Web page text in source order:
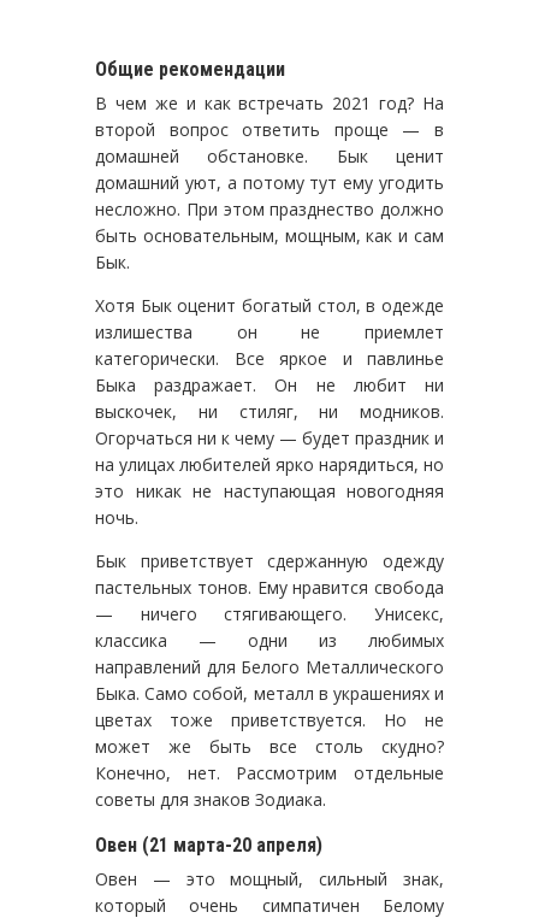
Общие рекомендации
В чем же и как встречать 2021 год? На
второй вопрос ответить проще — в
домашней обстановке. Бык ценит
домашний уют, а потому тут ему угодить
несложно. При этом празднество должно
быть основательным, мощным, как и сам
Бык.
Хотя Бык оценит богатый стол, в одежде
излишества он не приемлет
категорически. Все яркое и павлинье
Быка раздражает. Он не любит ни
выскочек, ни стиляг, ни модников.
Огорчаться ни к чему — будет праздник и
на улицах любителей ярко нарядиться, но
это никак не наступающая новогодняя
ночь.
Бык приветствует сдержанную одежду
пастельных тонов. Ему нравится свобода
— ничего стягивающего. Унисекс,
классика — одни из любимых
направлений для Белого Металлического
Быка. Само собой, металл в украшениях и
цветах тоже приветствуется. Но не
может же быть все столь скудно?
Конечно, нет. Рассмотрим отдельные
советы для знаков Зодиака.
Овен (21 марта-20 апреля)
Овен — это мощный, сильный знак,
который очень симпатичен Белому